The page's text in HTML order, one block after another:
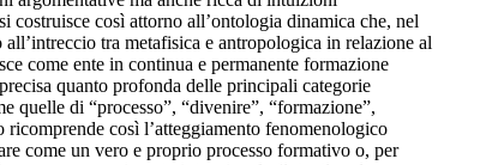
costruisce così attorno all’ontologia dinamica che, nel
tra metafisica e antropologica in relazione al
come ente in continua e permanente formazione
quanto profonda delle principali categorie
quelle di “processo”, “divenire”, “formazione”,
ricomprende così l’atteggiamento fenomenologico
come un vero e proprio processo formativo o, per